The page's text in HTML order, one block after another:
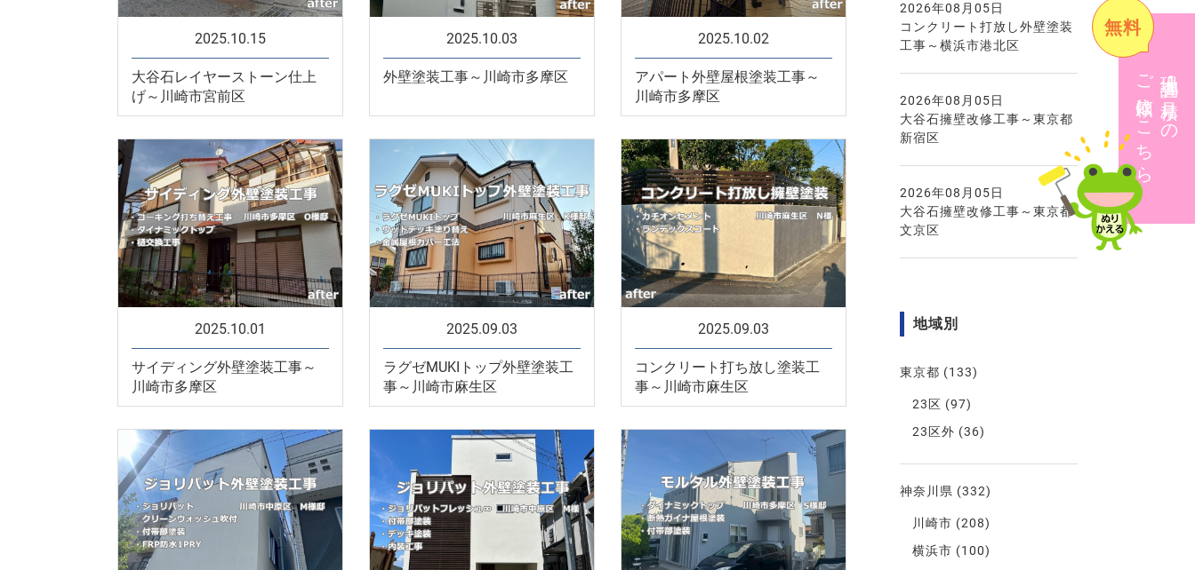
現地調査・見積りの
ご依頼はこちら
無料
2025.10.15
大谷石レイヤーストーン仕上
げ～川崎市宮前区
2025.10.03
外壁塗装工事～川崎市多摩区
2025.10.02
アパート外壁屋根塗装工事～
川崎市多摩区
2025.10.01
サイディング外壁塗装工事～
川崎市多摩区
2025.09.03
ラグゼMUKIトップ外壁塗装工
事～川崎市麻生区
2025.09.03
コンクリート打ち放し塗装工
事～川崎市麻生区
2026年08月05日
コンクリート打放し外壁塗装
工事～横浜市港北区
2026年08月05日
大谷石擁壁改修工事～東京都
新宿区
2026年08月05日
大谷石擁壁改修工事～東京都
文京区
地域別
東京都 (133)
23区 (97)
23区外 (36)
神奈川県 (332)
川崎市 (208)
横浜市 (100)